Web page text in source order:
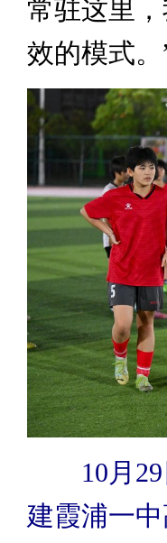
常驻这里
效的模式。
10月
建霞浦一